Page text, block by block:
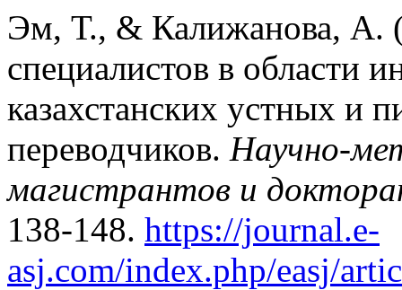
Эм, Т., & Калижанова, А.
специалистов в области
казахстанских устных и
переводчиков. Научно-
магистрантов и
138-148. https://journal.e-
asj.com/index.php/easj/